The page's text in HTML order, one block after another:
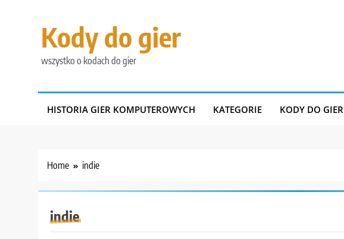
Kody do gier
wszystko o kodach do gier
HISTORIA GIER KOMPUTEROWYCH KATEGORIE KODY DO GIER
Home indie
indie